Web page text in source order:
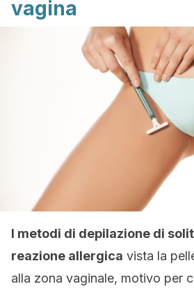
vagina
I metodi di depilazione di
reazione allergica vista la
alla zona vaginale, motivo per